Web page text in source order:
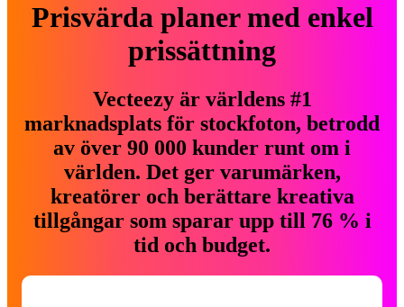
Prisvärda planer med enkel
prissättning
Vecteezy är världens #1
marknadsplats för stockfoton, betrodd
av över 90 000 kunder runt om i
världen. Det ger varumärken,
kreatörer och berättare kreativa
tillgångar som sparar upp till 76 % i
tid och budget.